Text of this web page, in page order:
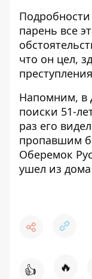
Подробности
парень все
что он цел,
Напомним, в
поиски 51-
раз его
пропавшим
Оберемок
ушел из
👍 🔥